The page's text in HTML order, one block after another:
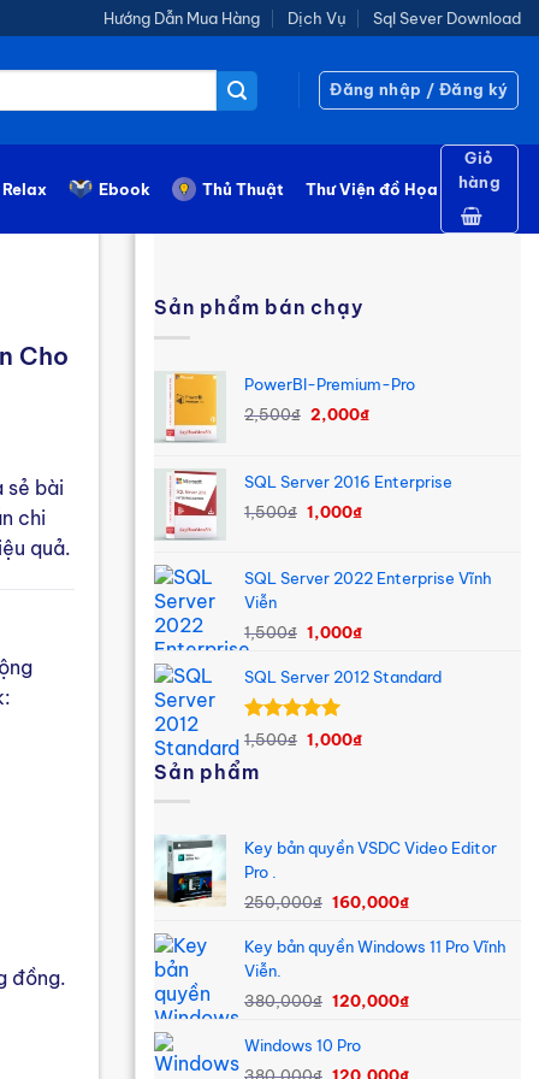
Hướng Dẫn Mua Hàng Dịch Vụ Sql Sever Download
Đăng nhập / Đăng ký
Relax Ebook Thủ Thuật Thư Viện đồ Họa
Giỏ
hàng
Cho
sẻ bài
chi
quả.
đồng.
Sản phẩm bán chạy
PowerBI-Premium-Pro
2,500₫ Giá
2,500₫.
2,000₫Giá
là:
SQL Server 2016 Enterprise
1,500₫ Giá
1,500₫.
1,000₫Giá
là:
SQL Server 2022 Enterprise Vĩnh
Viễn
1,500₫ Giá
là:
1,500₫.
1,000₫Giá
tại
1,000₫.
SQL Server 2012 Standard
Được xếp
hạng
5.00
5 sao
1,500₫ Giá
1,000₫Giá
1,000₫.
Sản phẩm
Key bản quyền VSDC Video Editor
Pro .
250,000₫ Giá
là:
160,000₫Giá
tại
160,000₫.
Key bản quyền Windows 11 Pro Vĩnh
Viễn.
380,000₫ Giá
là:
120,000₫Giá
Windows 10 Pro
Giá
Giá